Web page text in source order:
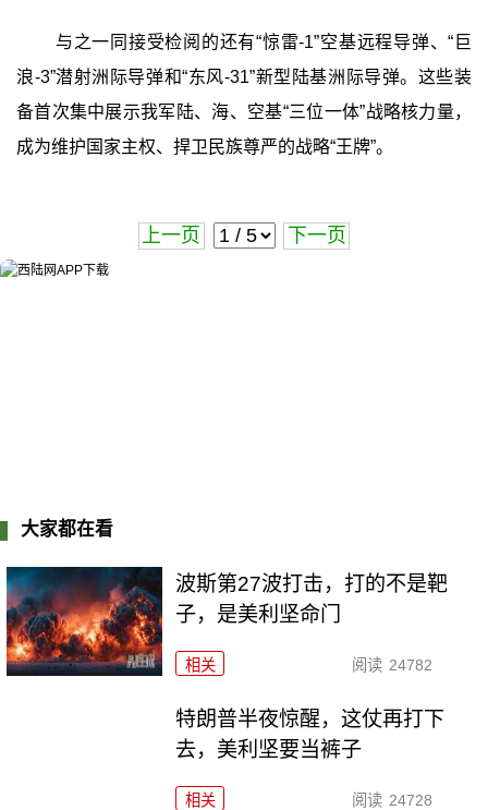
与之一同接受检阅的还有“惊雷-1”空基远程导弹、“巨
浪-3”潜射洲际导弹和“东风-31”新型陆基洲际导弹。这些装
备首次集中展示我军陆、海、空基“三位一体”战略核力量，
成为维护国家主权、捍卫民族尊严的战略“王牌”。
上一页 下一页
大家都在看
波斯第27波打击，打的不是靶
子，是美利坚命门
相关 阅读 24782
特朗普半夜惊醒，这仗再打下
去，美利坚要当裤子
相关 阅读 24728